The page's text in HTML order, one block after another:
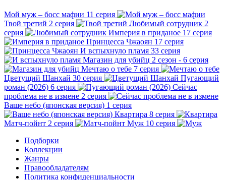
Мой муж – босс мафии 11 серия
Твой третий 2 серия Любимый сотрудник 2
серия
Империя в приданое 17 серия
Принцесса Чжаоян 17 серия
И вспыхнуло пламя 33 серия
Магазин для убийц 2 сезон - 6 серия
Мечтаю о тебе 7 серия
Цветущий Шанхай 30 серия
Пугающий
роман (2026) 6 серия
Сейчас
проблема не в измене 2 серия
Ваше небо (японская версия) 1 серия
Квартира 8 серия
Матч-пойнт 2 серия Муж 10 серия
Подборки
Коллекции
Жанры
Правообладателям
Политика конфиденциальности